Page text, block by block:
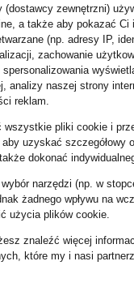
cena:
zewnętrzni)
a także aby pokazać
(np. adresy IP,
zachowanie
analizy naszej strony
reklam.
pliki cookie i
uzyskać szczegółowy
dokonać
narzędzi (np. w
żadnego wpływu na
użycia plików cookie.
znaleźć więcej
które my i nasi